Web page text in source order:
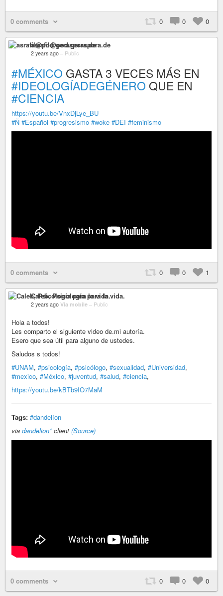
0 comments 0 0 0
asrafil@pod.geraspora.de
2 years ago – Public
#MÉXICO GASTA 3 VECES MÁS EN
#IDEOLOGÍADEGÉNERO QUE EN
#CIENCIA
https://youtu.be/VnxDjLye_BU
#Ñ #Español #progresismo #woke #DEI #feminismo
0 comments 0 0 1
Caleb, Psicología para la vida.
2 years ago Via mobile – Public
Hola a todos!
Les comparto el siguiente video de.mi autoría.
Esero que sea útil para alguno de ustedes.
Saludos s todos!
#UNAM, #psicología, #psicólogo, #sexualidad, #Universidad,
#mexico, #México, #juventud, #salud, #ciencia,
https://youtu.be/kBTb9IO7MaM
Tags: #dandelíon
via dandelion*client (Source)
0 comments 0 0 0